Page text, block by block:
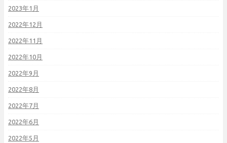
2023年1月
2022年12月
2022年11月
2022年10月
2022年9月
2022年8月
2022年7月
2022年6月
2022年5月